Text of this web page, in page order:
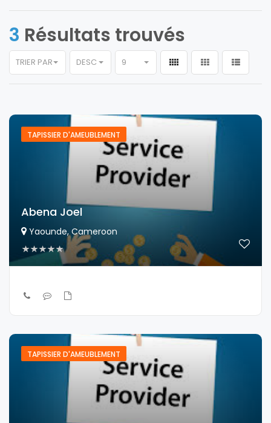
3 Résultats trouvés
TRIER PAR DESC 9
TAPISSIER D'AMEUBLEMENT
Abena Joel
Yaounde, Cameroon
TAPISSIER D'AMEUBLEMENT